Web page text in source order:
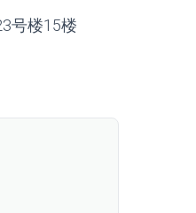
号楼15楼